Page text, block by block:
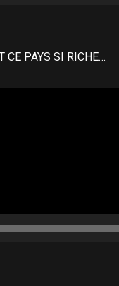
CE PAYS SI RICHE…